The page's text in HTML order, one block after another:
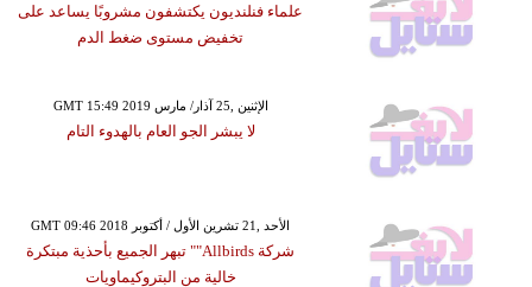
علماء فنلنديون يكتشفون مشروبًا يساعد على
تخفيض مستوى ضغط الدم
GMT 15:49 2019 الإثنين ,25 آذار/ مارس
لا يبشر الجو العام بالهدوء التام
GMT 09:46 2018 الأحد ,21 تشرين الأول / أكتوبر
شركة Allbirds"" تبهر الجميع بأحذية مبتكرة
خالية من البتروكيماويات